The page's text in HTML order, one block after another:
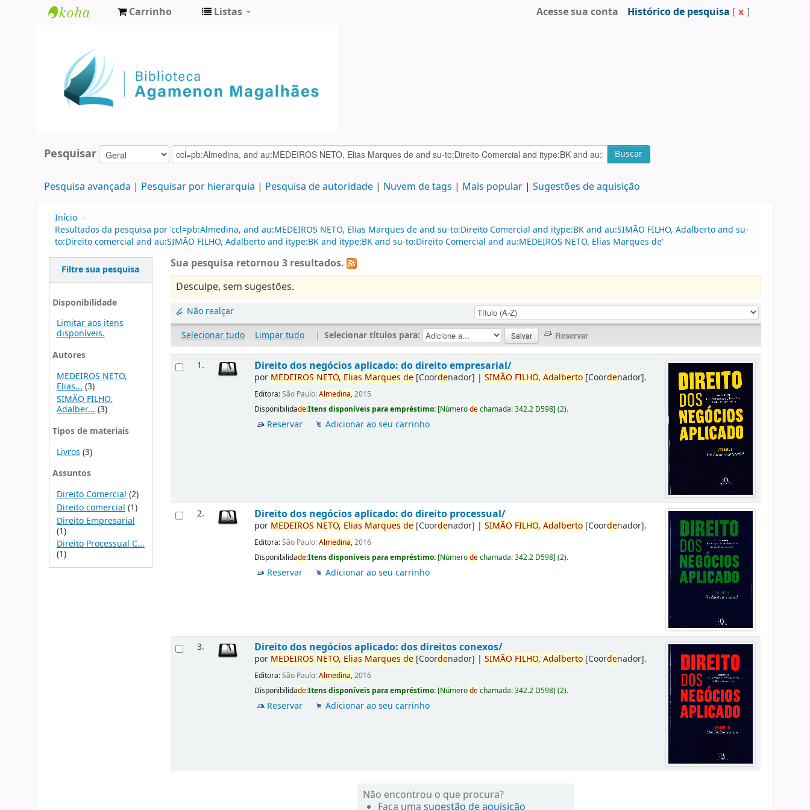
Agamenon
Magalhães
Carrinho Listas Acesse sua conta Histórico de pesquisa [ x ]
Pesquisar Buscar
Pesquisa avançada Pesquisar por hierarquia Pesquisa de autoridade Nuvem de tags Mais popular Sugestões de aquisição
Início ›
Resultados da pesquisa por 'ccl=pb:Almedina, and au:MEDEIROS NETO, Elias Marques de and su-to:Direito Comercial and itype:BK and au:SIMÃO FILHO, Adalberto and su-
to:Direito comercial and au:SIMÃO FILHO, Adalberto and itype:BK and itype:BK and su-to:Direito Comercial and au:MEDEIROS NETO, Elias Marques de'
Filtre sua pesquisa
Disponibilidade
Limitar aos itens
disponíveis.
Autores
MEDEIROS NETO,
Elias... (3)
SIMÃO FILHO,
Adalber...(3)
Tipos de materiais
Livros (3)
Assuntos
Direito Comercial (2)
Direito comercial (1)
Direito Empresarial
(1)
Direito Processual C...
(1)
Sua pesquisa retornou 3 resultados.
Desculpe, sem sugestões.
Não realçar
Selecionar tudo
Limpar tudo | Selecionar títulos para:
1. Direito dos negócios aplicado: do direito empresarial/
por MEDEIROS NETO, Elias Marques de [Coordenador] |SIMÃO FILHO, Adalberto [Coordenador].
Editora:São Paulo:Almedina,2015
Disponibilidade:Itens disponíveis para empréstimo: [Númerodechamada:342.2 D598](2).
Reservar Adicionar ao seu carrinho
2. Direito dos negócios aplicado: do direito processual/
por MEDEIROS NETO, Elias Marques de [Coordenador] |SIMÃO FILHO, Adalberto [Coordenador].
Editora:São Paulo:Almedina,2016
Disponibilidade:Itens disponíveis para empréstimo: [Númerodechamada:342.2 D598](2).
Reservar Adicionar ao seu carrinho
3. Direito dos negócios aplicado: dos direitos conexos/
por MEDEIROS NETO, Elias Marques de [Coordenador] |SIMÃO FILHO, Adalberto [Coordenador].
Editora:São Paulo:Almedina,2016
Disponibilidade:Itens disponíveis para empréstimo: [Númerodechamada:342.2 D598](2).
Reservar Adicionar ao seu carrinho
Não encontrou o que procura?